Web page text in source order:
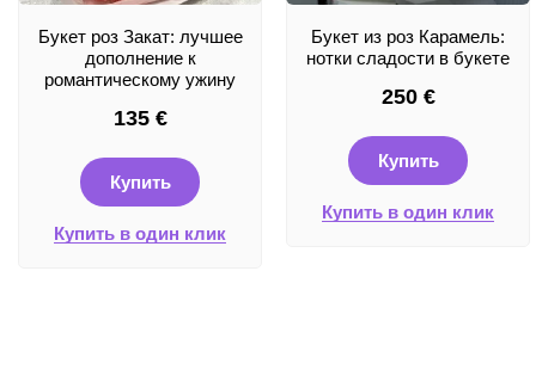
Букет роз Закат: лучшее
дополнение к
романтическому ужину
135 €
Купить
Купить в один клик
Букет из роз Карамель:
нотки сладости в букете
250 €
Купить
Купить в один клик